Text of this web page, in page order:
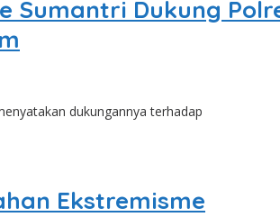
Sumantri Dukung
dukungannya terhadap
Ekstremisme